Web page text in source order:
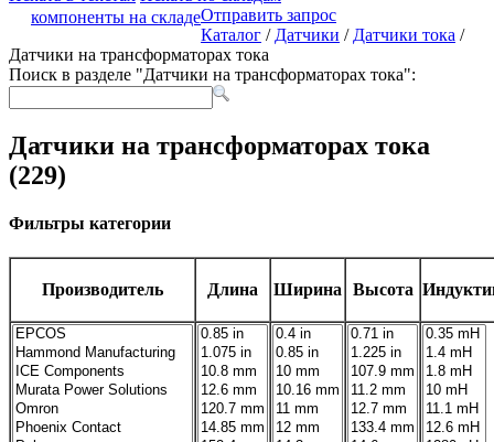
компоненты на складеОтправить запрос
Каталог / Датчики / Датчики тока /
Датчики на трансформаторах тока
Поиск в разделе "Датчики на трансформаторах тока":
Датчики на трансформаторах тока
(229)
Фильтры категории
Производитель Длина Ширина Высота